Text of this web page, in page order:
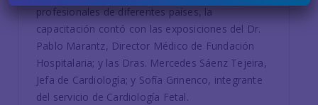
profesionales de diferentes países, la
capacitación contó con las exposiciones del Dr.
Pablo Marantz, Director Médico de Fundación
Hospitalaria; y las Dras. Mercedes Sáenz Tejeira,
Jefa de Cardiología; y Sofía Grinenco, integrante
del servicio de Cardiología Fetal.